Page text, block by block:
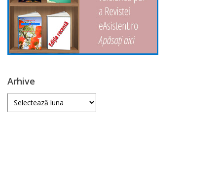
Arhive
Arhive